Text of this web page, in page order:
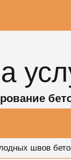
швов